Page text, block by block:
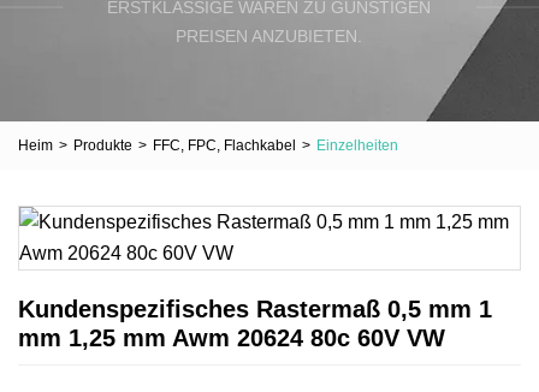
ERSTKLASSIGE WAREN ZU GÜNSTIGEN
PREISEN ANZUBIETEN.
Heim > Produkte > FFC, FPC, Flachkabel > Einzelheiten
Kundenspezifisches Rastermaß 0,5 mm 1
mm 1,25 mm Awm 20624 80c 60V VW